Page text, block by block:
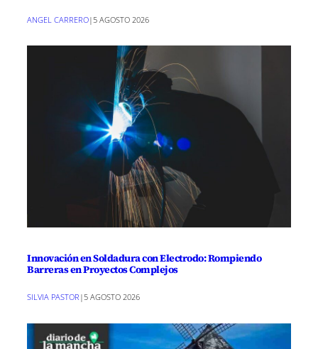
ANGEL CARRERO| 5 AGOSTO 2026
Innovación en Soldadura con Electrodo: Rompiendo
Barreras en Proyectos Complejos
SILVIA PASTOR |5 AGOSTO 2026